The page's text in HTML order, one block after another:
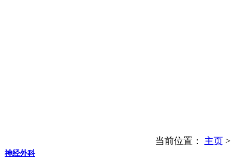
神经外科
当前位置： 主页 >